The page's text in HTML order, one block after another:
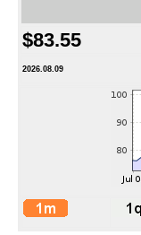
$83.55
2026.08.09